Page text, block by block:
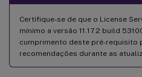
Certifique-se de que o License
mínimo a versão 11.17.2 build
cumprimento deste pré-requisito
recomendações durante as